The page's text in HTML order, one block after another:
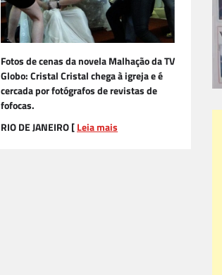
Fotos de cenas da novela Malhação da TV
Globo: Cristal Cristal chega à igreja e é
cercada por fotógrafos de revistas de
fofocas.
RIO DE JANEIRO [Leia mais